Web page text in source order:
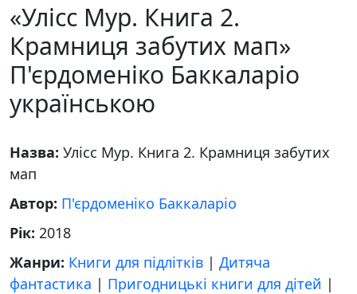
«Улісс Мур. Книга 2.
Крамниця забутих мап»
П'єрдоменіко Баккаларіо
українською
Назва: Улісс Мур. Книга 2. Крамниця забутих
мап
Автор: П'єрдоменіко Баккаларіо
Рік: 2018
Жанри: Книги для підлітків | Дитяча
фантастика | Пригодницькі книги для дітей |